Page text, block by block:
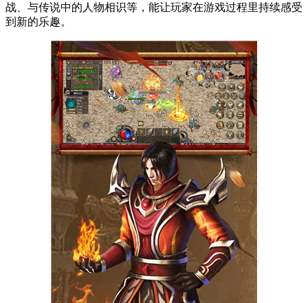
战、与传说中的人物相识等，能让玩家在游戏过程里持续感受
到新的乐趣。